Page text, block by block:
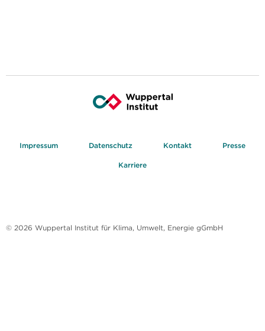
Impressum Datenschutz Kontakt Presse
Karriere
© 2026 Wuppertal Institut für Klima, Umwelt, Energie gGmbH